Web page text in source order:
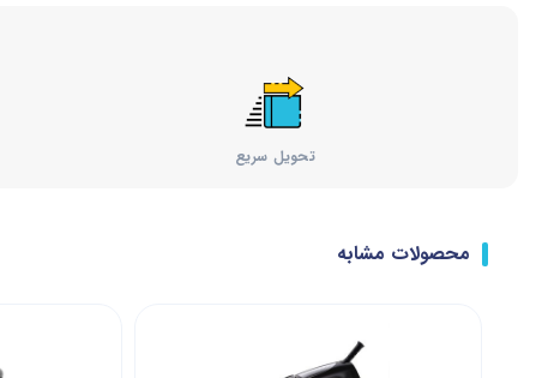
تحویل سریع
محصولات مشابه